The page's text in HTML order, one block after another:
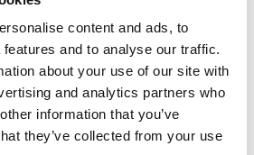
content and ads, to
and to analyse our traffic.
about your use of our site with
and analytics partners who
information that you’ve
they’ve collected from your use